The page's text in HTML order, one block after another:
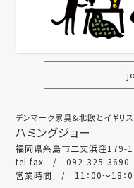
デンマーク家具＆北欧とイギリ
ハミングジョー
福岡県糸島市二丈浜窪179-1
tel.fax / 092-325-3690
営業時間 / 11：00～18：00